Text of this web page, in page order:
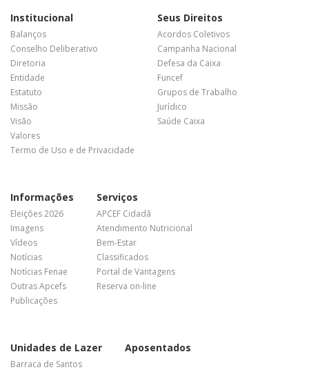
Institucional
Balanços
Conselho Deliberativo
Diretoria
Entidade
Estatuto
Missão
Visão
Valores
Termo de Uso e de Privacidade
Seus Direitos
Acordos Coletivos
Campanha Nacional
Defesa da Caixa
Funcef
Grupos de Trabalho
Jurídico
Saúde Caixa
Informações
Eleições 2026
Imagens
Vídeos
Notícias
Notícias Fenae
Outras Apcefs
Publicações
Serviços
APCEF Cidadã
Atendimento Nutricional
Bem-Estar
Classificados
Portal de Vantagens
Reserva on-line
Unidades de Lazer
Barraca de Santos
Aposentados